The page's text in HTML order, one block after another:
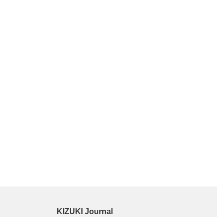
KIZUKI Journal